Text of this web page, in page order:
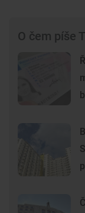
O čem píše